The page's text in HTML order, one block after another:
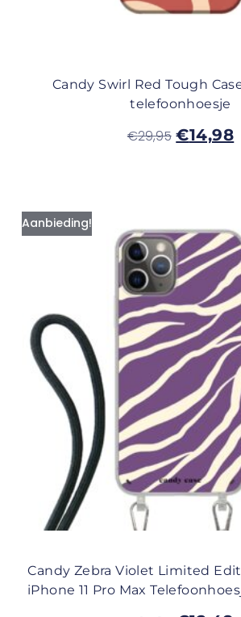
Candy Swirl Red Tough
telefoonhoesje
€29,95 €14,98
Aanbieding!
Candy Zebra Violet Limited
iPhone 11 Pro Max